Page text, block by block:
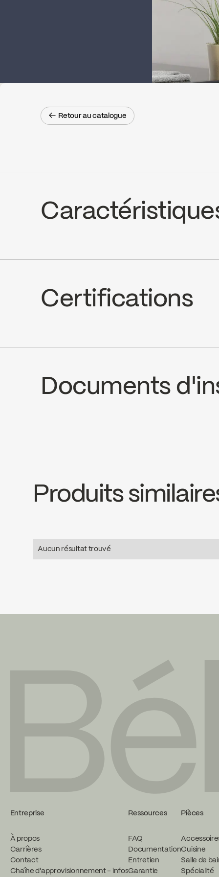
← Retour au catalogue
Céramique à pression équilibrée,
Certifications
Documents
Produits
Aucun résultat trouvé
Entreprise
À propos
Carrières
Contact
Chaîne d'approvisionnement - infos
Ressources
FAQ
Documentation
Entretien
Garantie
Pièces
Cuisine
Salle de
Spécialité